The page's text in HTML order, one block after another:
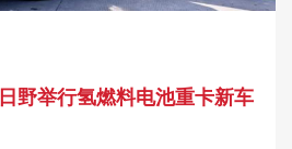
野举行氢燃料电池重卡新车